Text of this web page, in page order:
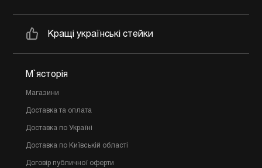
Кращі українські стейки
М`ясторія
Магазини
Доставка та оплата
Доставка по Україні
Доставка по Київській області
Договір публичної оферти